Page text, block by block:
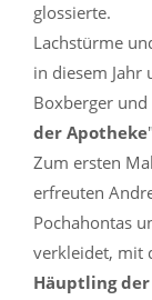
glossierte.
Lachstürme
in diesem Jahr
Boxberger
der Apotheke
Zum ersten
erfreuten
Pochahontas
verkleidet, mit
Häuptling